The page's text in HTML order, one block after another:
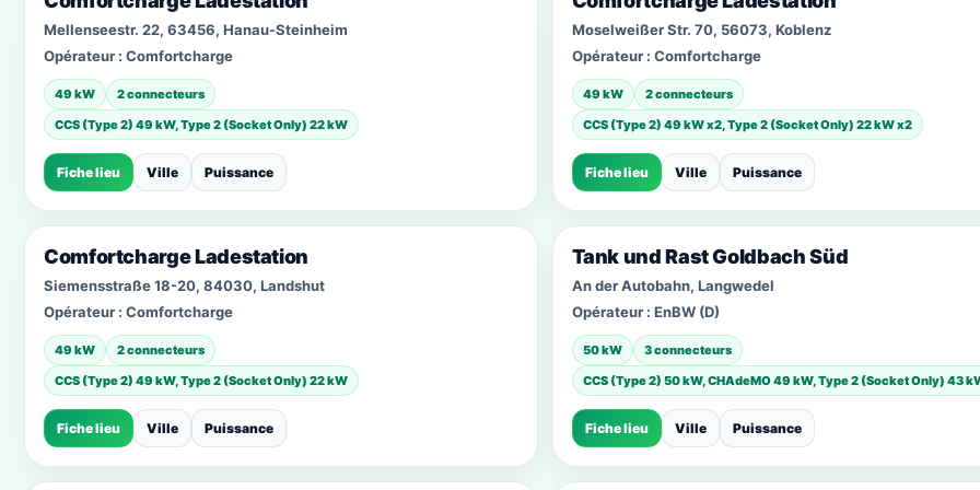
Mellenseestr. 22, 63456, Hanau-Steinheim
Opérateur : Comfortcharge
49 kW
2 connecteurs
CCS (Type 2) 49 kW, Type 2 (Socket Only) 22 kW
Fiche lieu Ville Puissance
Moselweißer Str. 70, 56073, Koblenz
Opérateur : Comfortcharge
49 kW
2 connecteurs
CCS (Type 2) 49 kW x2, Type 2 (Socket Only) 22 kW x2
Fiche lieu Ville Puissance
Comfortcharge Ladestation
Siemensstraße 18-20, 84030, Landshut
Opérateur : Comfortcharge
49 kW
2 connecteurs
CCS (Type 2) 49 kW, Type 2 (Socket Only) 22 kW
Fiche lieu Ville Puissance
Tank und Rast Goldbach Süd
An der Autobahn, Langwedel
Opérateur : EnBW (D)
50 kW
3 connecteurs
CCS (Type 2) 50 kW, CHAdeMO 49 kW, Type 2 (Socket Only) 43
Fiche lieu Ville Puissance